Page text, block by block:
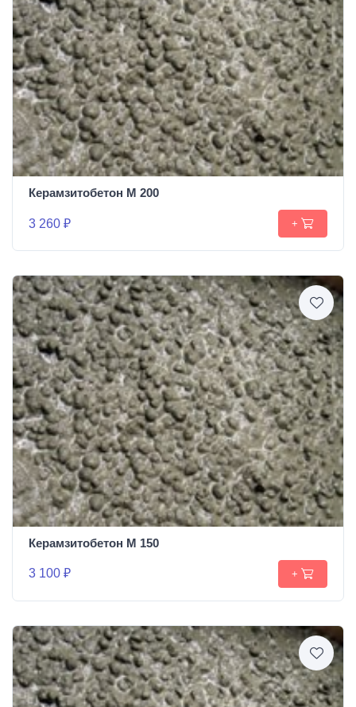
Керамзитобетон М 200
3 260 ₽ +
Керамзитобетон М 150
3 100 ₽ +